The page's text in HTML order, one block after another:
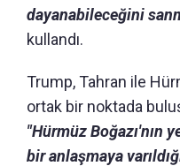
dayanabileceğini
kullandı.
Trump, Tahran ile
ortak bir noktada
"Hürmüz Boğazı'nın
bir anlaşmaya